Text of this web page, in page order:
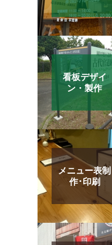
看板デザイ
ン・製作
メニュー表制
作･印刷